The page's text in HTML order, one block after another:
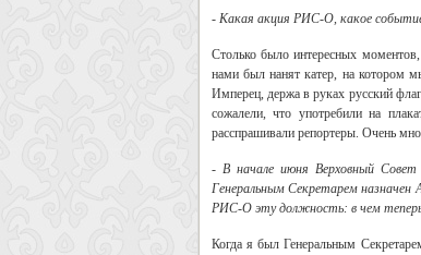
- Какая акция РИС-О, какое событие
Столько было интересных
нами был нанят катер, на котором
Имперец, держа в руках русский
сожалели, что употребили на
расспрашивали репортеры. Очень
- В начале июня Верховный
Генеральным Секретарем
РИС-О эту должность: в чем теперь
Когда я был Генеральным